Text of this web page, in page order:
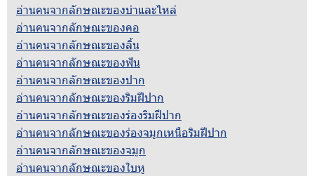
อ่านคนจากลักษณะของบ่าและไหล่
อ่านคนจากลักษณะของคอ
อ่านคนจากลักษณะของลิ้น
อ่านคนจากลักษณะของฟัน
อ่านคนจากลักษณะของปาก
อ่านคนจากลักษณะของริมฝีปาก
อ่านคนจากลักษณะของร่องริมฝีปาก
อ่านคนจากลักษณะของร่องจมูกเหนือริมฝีปาก
อ่านคนจากลักษณะของจมูก
อ่านคนจากลักษณะของใบหู